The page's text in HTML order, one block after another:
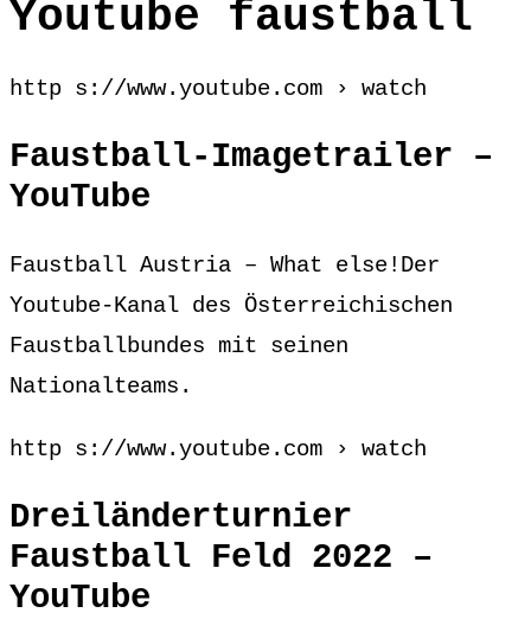
Youtube faustball
http s://www.youtube.com › watch
Faustball-Imagetrailer –
YouTube
Faustball Austria – What else!Der
Youtube-Kanal des Österreichischen
Faustballbundes mit seinen
Nationalteams.
http s://www.youtube.com › watch
Dreiländerturnier
Faustball Feld 2022 –
YouTube